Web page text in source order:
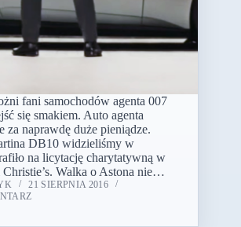
fani samochodów agenta 007
się smakiem. Auto agenta
za naprawdę duże pieniądze.
DB10 widzieliśmy w
na licytację charytatywną w
Walka o Astona nie…
21 SIERPNIA 2016